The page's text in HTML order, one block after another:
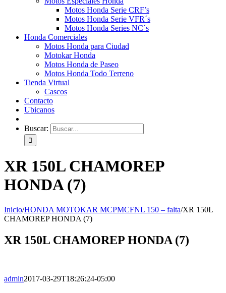
Motos Honda Serie CRF’s
Motos Honda Serie VFR´s
Motos Honda Series NC´s
Honda Comerciales
Motos Honda para Ciudad
Motokar Honda
Motos Honda de Paseo
Motos Honda Todo Terreno
Tienda Virtual
Cascos
Contacto
Ubicanos
Buscar:
XR 150L CHAMOREP
HONDA (7)
Inicio/HONDA MOTOKAR MCPMCFNL 150 – falta/XR 150L
CHAMOREP HONDA (7)
XR 150L CHAMOREP HONDA (7)
admin2017-03-29T18:26:24-05:00